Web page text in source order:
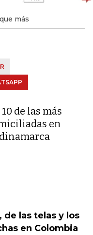
más
de las más
en
de las telas y los
en Colombia